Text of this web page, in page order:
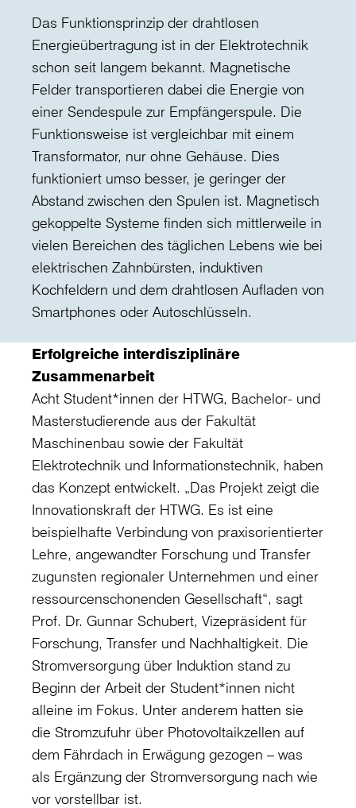
Das Funktionsprinzip der drahtlosen
Energieübertragung ist in der Elektrotechnik
schon seit langem bekannt. Magnetische
Felder transportieren dabei die Energie von
einer Sendespule zur Empfängerspule. Die
Funktionsweise ist vergleichbar mit einem
Transformator, nur ohne Gehäuse. Dies
funktioniert umso besser, je geringer der
Abstand zwischen den Spulen ist. Magnetisch
gekoppelte Systeme finden sich mittlerweile in
vielen Bereichen des täglichen Lebens wie bei
elektrischen Zahnbürsten, induktiven
Kochfeldern und dem drahtlosen Aufladen von
Smartphones oder Autoschlüsseln.
Erfolgreiche interdisziplinäre
Zusammenarbeit
Acht Student*innen der HTWG, Bachelor- und
Masterstudierende aus der Fakultät
Maschinenbau sowie der Fakultät
Elektrotechnik und Informationstechnik, haben
das Konzept entwickelt. „Das Projekt zeigt die
Innovationskraft der HTWG. Es ist eine
beispielhafte Verbindung von praxisorientierter
Lehre, angewandter Forschung und Transfer
zugunsten regionaler Unternehmen und einer
ressourcenschonenden Gesellschaft“, sagt
Prof. Dr. Gunnar Schubert, Vizepräsident für
Forschung, Transfer und Nachhaltigkeit. Die
Stromversorgung über Induktion stand zu
Beginn der Arbeit der Student*innen nicht
alleine im Fokus. Unter anderem hatten sie
die Stromzufuhr über Photovoltaikzellen auf
dem Fährdach in Erwägung gezogen – was
als Ergänzung der Stromversorgung nach wie
vor vorstellbar ist.